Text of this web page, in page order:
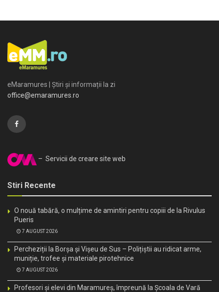
eMaramures | Știri și informații la zi
office@emaramures.ro
– Servicii de creare site web
Stiri Recente
O nouă tabără, o mulțime de amintiri pentru copiii de la Rivulus
Pueris
7 AUGUST 2026
Percheziții la Borșa și Vișeu de Sus – Polițiștii au ridicat arme,
muniție, trofee și materiale pirotehnice
7 AUGUST 2026
Profesori și elevi din Maramureș, împreună la Școala de Vară